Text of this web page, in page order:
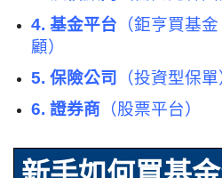
4. 基金平台 （鉅亨買基
顧）
5. 保險公司
（投資型保單
6. 證券商 （股票平台）